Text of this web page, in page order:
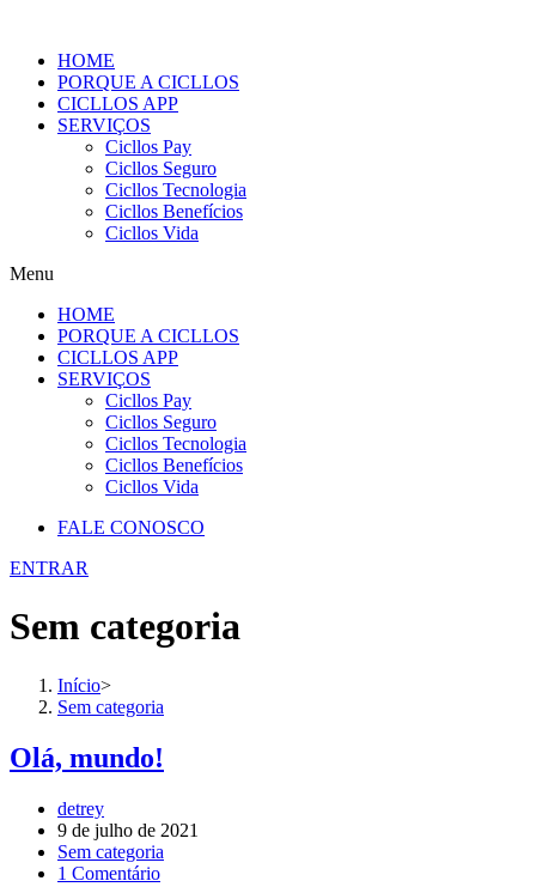
contentHOME
PORQUE A CICLLOS
CICLLOS APP
SERVIÇOS
Cicllos Pay
Cicllos Seguro
Cicllos Tecnologia
Cicllos Benefícios
Cicllos Vida
Menu
HOME
PORQUE A CICLLOS
CICLLOS APP
SERVIÇOS
Cicllos Pay
Cicllos Seguro
Cicllos Tecnologia
Cicllos Benefícios
Cicllos Vida
FALE CONOSCO
ENTRAR
Sem categoria
Início>
Sem categoria
Olá, mundo!
Post
author:
detrey
Post
published:
9 de julho de 2021
Post
category:
Sem categoria
Post
1 Comentário